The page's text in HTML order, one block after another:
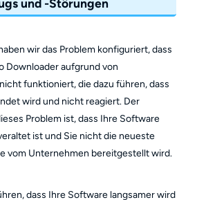
und -Störungen
wir das Problem konfiguriert, dass
Downloader aufgrund von
funktioniert, die dazu führen, dass
wird und nicht reagiert. Der
Problem ist, dass Ihre Software
ist und Sie nicht die neueste
vom Unternehmen bereitgestellt wird.
dass Ihre Software langsamer wird